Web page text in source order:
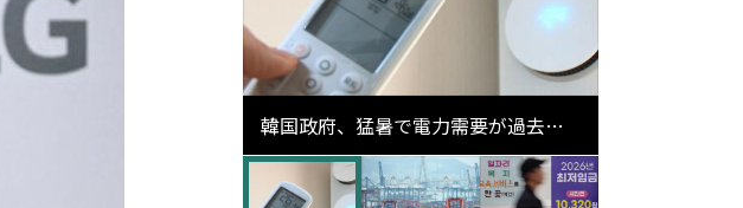
韓国政府、猛暑で電力需要が過去最
高更新の可能性に需給対応体制を点